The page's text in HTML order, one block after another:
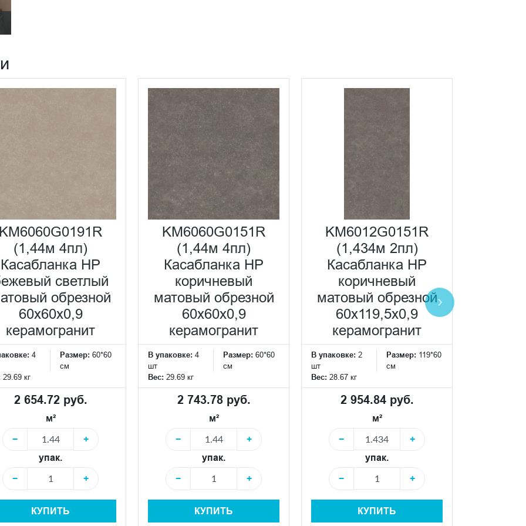
KM6060G0191R
(1,44м 4пл)
Касабланка HP
светлый
обрезной
60x60x0,9
керамогранит
4
Размер: 60*60
см
29.69 кг
2 654.72 руб.
м²
−
+
упак.
−
+
КУПИТЬ
KM6060G0151R
(1,44м 4пл)
Касабланка HP
коричневый
матовый обрезной
60x60x0,9
керамогранит
В упаковке: 4
шт
Размер: 60*60
см
Вес: 29.69 кг
2 743.78 руб.
м²
−
+
упак.
−
+
КУПИТЬ
KM6012G0151R
(1,434м 2пл)
Касабланка HP
коричневый
матовый обрезной
60x119,5x0,9
керамогранит
В упаковке: 2
шт
Размер: 119*60
см
Вес: 28.67 кг
2 954.84 руб.
м²
−
+
упак.
−
+
КУПИТЬ